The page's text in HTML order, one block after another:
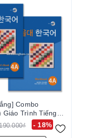
- 18%
Combo
Giáo Trình Tiếng
- 서울대 한국어